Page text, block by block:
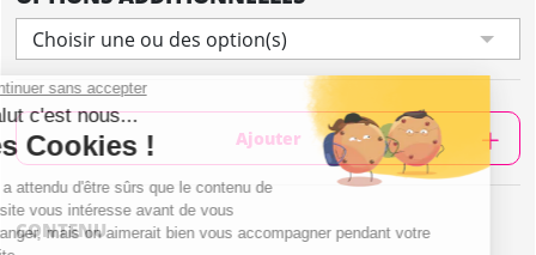
Choisir une ou des option(s)
Ajouter
CONTENU